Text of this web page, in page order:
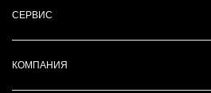
СЕРВИС
КОМПАНИЯ